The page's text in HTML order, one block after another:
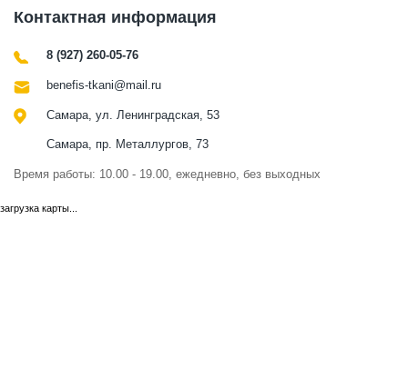
Контактная информация
8 (927) 260-05-76
benefis-tkani@mail.ru
Самара, ул. Ленинградская, 53
Самара, пр. Металлургов, 73
Время работы: 10.00 - 19.00, ежедневно, без выходных
загрузка карты...